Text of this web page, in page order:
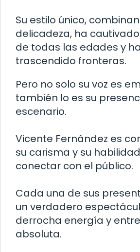
Su estilo único,
delicadeza, ha
de todas las edades y ha
trascendido fronteras.
Pero no solo su voz es
también lo es su
escenario.
Vicente Fernández es
su carisma y su
conectar con el público.
Cada una de sus
un verdadero
derrocha energía y
absoluta.